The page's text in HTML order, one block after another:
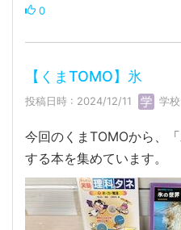
0
【くまTOMO】氷
投稿日時 : 2024/12/11 学
今回のくまTOMOから、
する本を集めています。